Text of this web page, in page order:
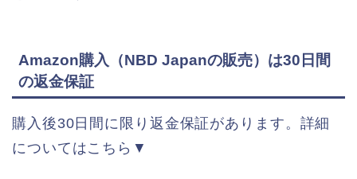
Amazon購入（NBD Japanの販売）は30日間
の返金保証
購入後30日間に限り返金保証があります。詳細
についてはこちら▼